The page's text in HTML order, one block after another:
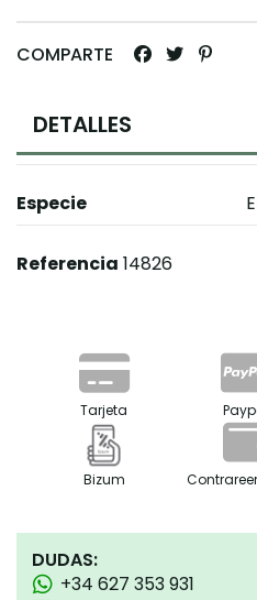
COMPARTE
DETALLES
Especie
Referencia 14826
Tarjeta
Bizum
DUDAS:
+34 627 353 931